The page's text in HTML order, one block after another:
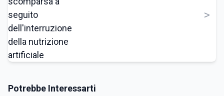
>
Potrebbe Interessarti